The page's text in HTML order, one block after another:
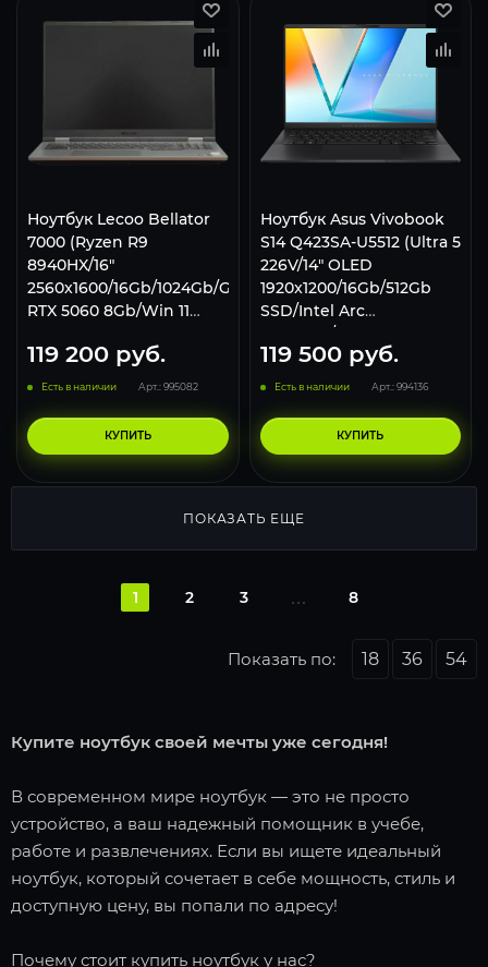
Ноутбук Lecoo Bellator
7000 (Ryzen R9
8940HX/16"
2560x1600/16Gb/1024Gb/GeForce
RTX 5060 8Gb/Win 11
119 200 руб.
Есть в наличии Арт.: 995082
КУПИТЬ
Ноутбук Asus Vivobook
S14 Q423SA-U5512 (Ultra 5
226V/14" OLED
1920x1200/16Gb/512Gb
SSD/Intel Arc
Graphics/Win 11 Home)
Black
119 500руб.
Есть в наличии Арт.: 994136
КУПИТЬ
ПОКАЗАТЬ ЕЩЕ
1 2 3 8
Показать по: 18 36 54
Купите ноутбук своей мечты уже сегодня!
В современном мире ноутбук — это не просто
устройство, а ваш надежный помощник в учебе,
работе и развлечениях. Если вы ищете идеальный
ноутбук, который сочетает в себе мощность, стиль и
доступную цену, вы попали по адресу!
Почему стоит купить ноутбук у нас?